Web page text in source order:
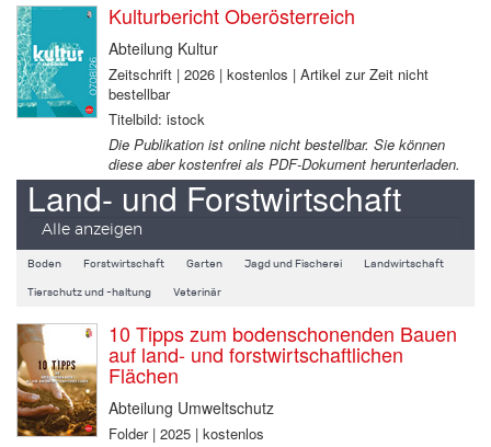
Kulturbericht Oberösterreich
Abteilung Kultur
Zeitschrift | 2026 | kostenlos | Artikel zur Zeit nicht
bestellbar
Titelbild: istock
Die Publikation ist online nicht bestellbar. Sie können
diese aber kostenfrei als PDF-Dokument herunterladen.
Land- und Forstwirtschaft
Alle anzeigen
Boden Forstwirtschaft Garten Jagd und Fischerei Landwirtschaft
Tierschutz und -haltung Veterinär
10 Tipps zum bodenschonenden Bauen
auf land- und forstwirtschaftlichen
Flächen
Abteilung Umweltschutz
Folder | 2025 | kostenlos